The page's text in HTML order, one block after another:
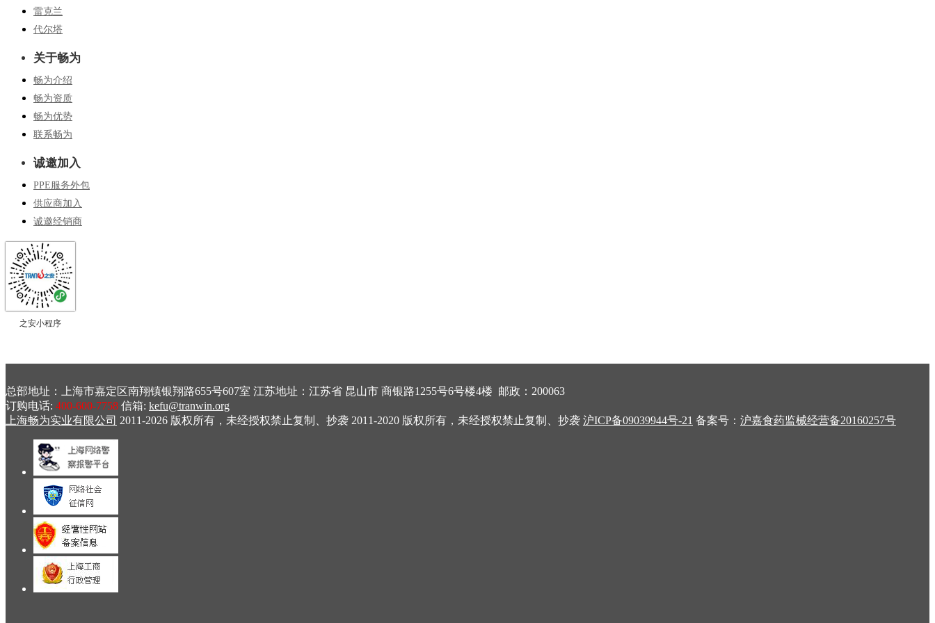
雷克兰
代尔塔
关于畅为
畅为介绍
畅为资质
畅为优势
联系畅为
诚邀加入
PPE服务外包
供应商加入
诚邀经销商
之安小程序
总部地址：上海市嘉定区南翔镇银翔路655号607室 江苏地址：江苏省 昆山市 商银路1255号6号楼4楼 邮政：200063
订购电话: 400-600-7758 信箱: kefu@tranwin.org
上海畅为实业有限公司 2011-2026 版权所有，未经授权禁止复制、抄袭 2011-2020 版权所有，未经授权禁止复制、抄袭 沪ICP备09039944号-21 备案号： 沪嘉食药监械经营备20160257号